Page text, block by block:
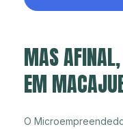
MAS
EM
O